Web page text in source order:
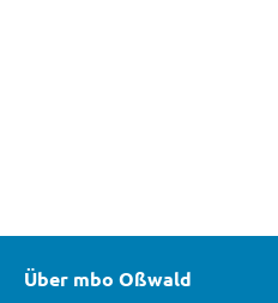
Über mbo Oßwald